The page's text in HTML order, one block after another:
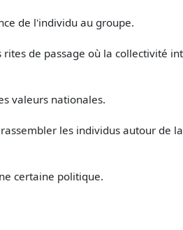
de l'individu au groupe.
de passage où la collectivité
valeurs nationales.
les individus autour de
certaine politique.